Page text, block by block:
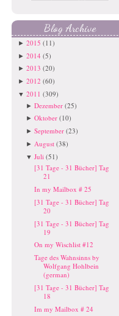
Blog Archive
► 2015 (11)
► 2014 (5)
► 2013 (20)
► 2012 (60)
▼ 2011 (309)
►Dezember (25)
►Oktober (10)
►September (23)
► August (38)
▼Juli (51)
[31 Tage - 31 Bücher] Tag
21
In my Mailbox # 25
[31 Tage - 31 Bücher] Tag
20
[31 Tage - 31 Bücher] Tag
19
On my Wischlist #12
Tage des Wahnsinns by
Wolfgang Hohlbein
(german)
[31 Tage - 31 Bücher] Tag
18
Im my Mailbox # 24